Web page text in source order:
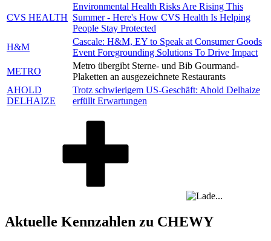
CVS HEALTH
Environmental Health Risks Are Rising This
Summer - Here's How CVS Health Is Helping
People Stay Protected
H&M
Cascale: H&M, EY to Speak at Consumer Goods
Event Foregrounding Solutions To Drive Impact
METRO
Metro übergibt Sterne- und Bib Gourmand-
Plaketten an ausgezeichnete Restaurants
AHOLD
DELHAIZE
Trotz schwierigem US-Geschäft: Ahold Delhaize
erfüllt Erwartungen
Aktuelle Kennzahlen zu CHEWY